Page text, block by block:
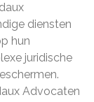
diensten
hun
juridische
Advocaten